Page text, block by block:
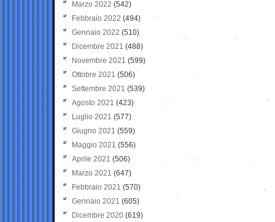
Marzo 2022 (542)
Febbraio 2022 (494)
Gennaio 2022 (510)
Dicembre 2021 (488)
Novembre 2021 (599)
Ottobre 2021 (506)
Settembre 2021 (539)
Agosto 2021 (423)
Luglio 2021 (577)
Giugno 2021(559)
Maggio 2021 (556)
Aprile 2021 (506)
Marzo 2021 (647)
Febbraio 2021 (570)
Gennaio 2021 (605)
Dicembre 2020 (619)